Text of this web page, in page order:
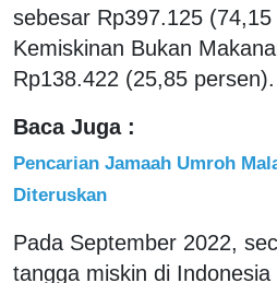
sebesar Rp397.125
Kemiskinan Bukan
Rp138.422 (25,85 persen).
Baca Juga :
Pencarian Jamaah Umroh
Diteruskan
Pada September 2022,
tangga miskin di